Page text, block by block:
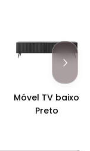
Móvel TV baixo
Preto